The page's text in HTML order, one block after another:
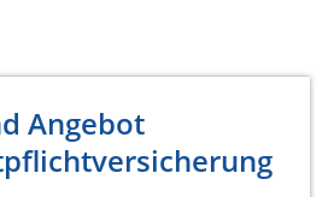
Angebot